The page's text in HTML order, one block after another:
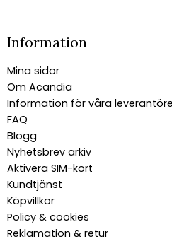
Information
Mina sidor
Om Acandia
Information för våra
FAQ
Blogg
Nyhetsbrev arkiv
Aktivera SIM-kort
Kundtjänst
Köpvillkor
Policy & cookies
Reklamation & retur